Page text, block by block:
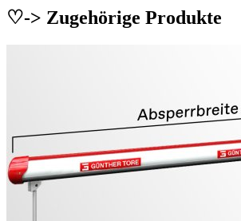
♡-> Zugehörige Produkte